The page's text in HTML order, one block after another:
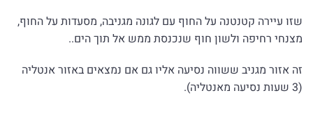
שזו עיירה קטנטנה על החוף עם לגונה מגניבה, מסעדות על החוף,
מצנחי רחיפה ולשון חוף שנכנסת ממש אל תוך הים..
זה אזור מגניב ששווה נסיעה אליו גם אם נמצאים באזור אנטליה
(3 שעות נסיעה מאנטליה).